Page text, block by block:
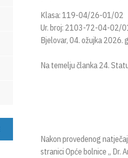
Klasa: 119-04/26-01/02
Ur. broj: 2103-72-04-02/
Bjelovar, 04. ožujka 2026.
Na temelju članka 24.
Nakon provedenog
stranici Opće bolnice „ Dr.